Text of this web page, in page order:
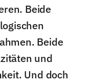
Beide
Beide
und
Und doch